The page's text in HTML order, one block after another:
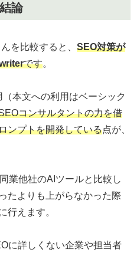
論
を比較すると、 SEO対策が
です。
（本文への利用はベーシック
コンサルタントの力を借
ンプトを開発している点が、
業他社のAIツールと比較し
たよりも上がらなかった際
行えます。
に詳しくない企業や担当者